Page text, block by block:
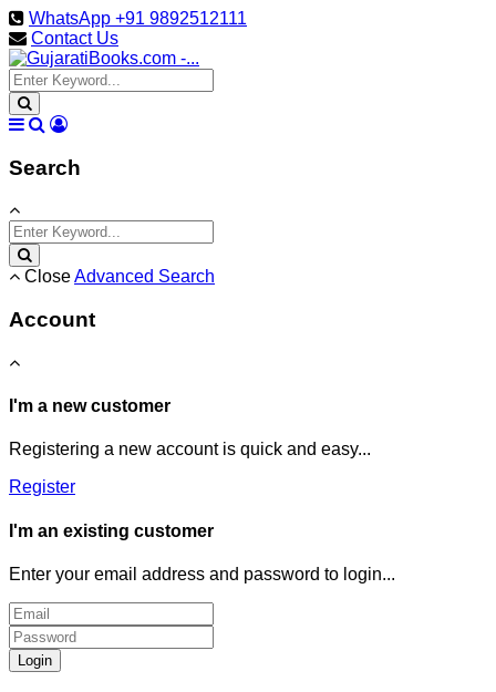
WhatsApp +91 9892512111
Contact Us
Search
CloseAdvanced Search
Account
I'm a new customer
Registering a new account is quick and easy...
Register
I'm an existing customer
Enter your email address and password to login...
Login